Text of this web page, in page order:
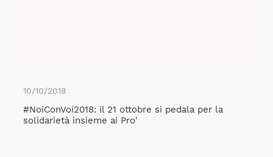
10/10/2018
#NoiConVoi2018: il 21 ottobre si pedala per la
solidarietà insieme ai Pro'